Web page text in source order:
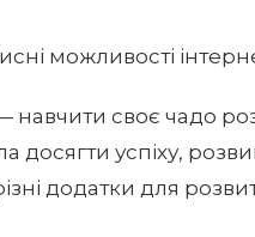
можливості
своє чадо
досягти успіху,
додатки для